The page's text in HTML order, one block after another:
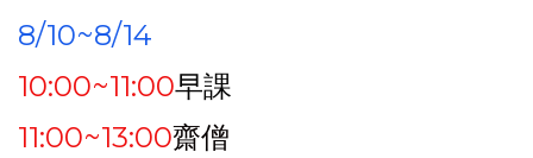
8/10~8/14
10:00~11:00早課
11:00~13:00齋僧